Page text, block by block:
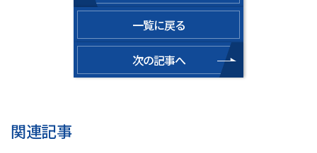
一覧に戻る
次の記事へ
関連記事